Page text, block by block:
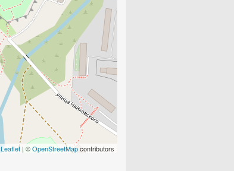
Leaflet | ©OpenStreetMapcontributors